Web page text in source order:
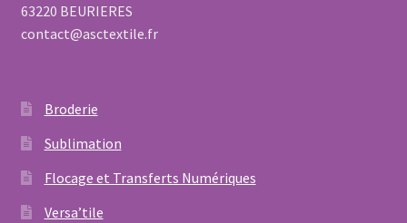
63220 BEURIERES
contact@asctextile.fr
Broderie
Sublimation
Flocage et Transferts Numériques
Versa’tile